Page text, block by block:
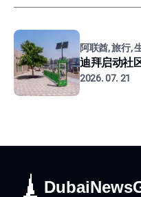
阿联酋, 旅行,
迪拜启动社
2026. 07. 21